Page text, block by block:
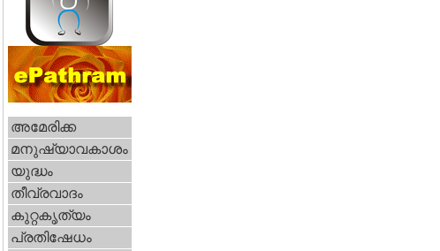
അമേരിക്ക
മനുഷ്യാവകാശം
യുദ്ധം
തീവ്രവാദം
കുറ്റകൃത്യം
പ്രതിഷേധം